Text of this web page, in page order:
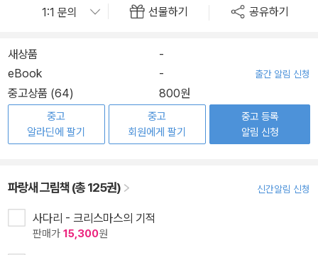
선물하기 공유하기
새상품
-
eBook
- 출간 알림 신청
중고상품 (64) 800원
중고
알라딘에 팔기
중고
회원에게 팔기
중고 등록
알림 신청
파랑새 그림책 (총 125권) 신간알림 신청
사다리 - 크리스마스의 기적
판매가 15,300원